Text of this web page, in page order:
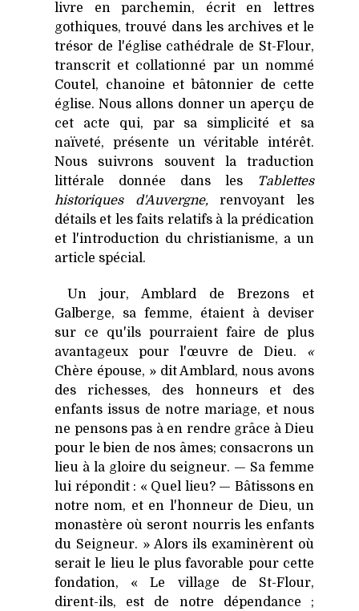
livre en parchemin, écrit en lettres
gothiques, trouvé dans les archives et le
trésor de l'église cathédrale de St-Flour,
transcrit et collationné par un nommé
Coutel, chanoine et bâtonnier de cette
église. Nous allons donner un aperçu de
cet acte qui, par sa simplicité et sa
naïveté, présente un véritable intérêt.
Nous suivrons souvent la traduction
littérale donnée dans les Tablettes
historiques d'Auvergne,renvoyant les
détails et les faits relatifs à la prédication
et l'introduction du christianisme, a un
article spécial.
Un jour, Amblard de Brezons et
Galberge, sa femme, étaient à deviser
sur ce qu'ils pourraient faire de plus
avantageux pour l'œuvre de Dieu. «
Chère épouse, » dit Amblard, nous avons
des richesses, des honneurs et des
enfants issus de notre mariage, et nous
ne pensons pas à en rendre grâce à Dieu
pour le bien de nos âmes; consacrons un
lieu à la gloire du seigneur. — Sa femme
lui répondit : « Quel lieu? — Bâtissons en
notre nom, et en l'honneur de Dieu, un
monastère où seront nourris les enfants
du Seigneur. » Alors ils examinèrent où
serait le lieu le plus favorable pour cette
fondation, « Le village de St-Flour,
dirent-ils, est de notre dépendance ;